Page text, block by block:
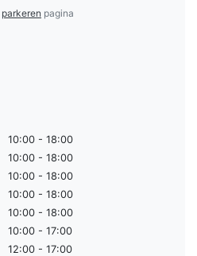
parkeren pagina
10:00 - 18:00
10:00 - 18:00
10:00 - 18:00
10:00 - 18:00
10:00 - 18:00
10:00 - 17:00
12:00 - 17:00